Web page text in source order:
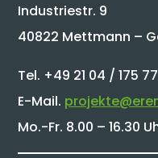
Industriestr. 9
40822 Mettmann –
Tel. +49 21 04 / 175
E-Mail.
Mo.-Fr. 8.00 – 16.30